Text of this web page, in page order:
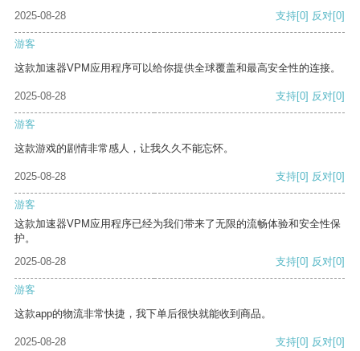
2025-08-28
支持[0] 反对[0]
游客
这款加速器VPM应用程序可以给你提供全球覆盖和最高安全性的连接。
2025-08-28 支持[0] 反对[0]
游客
这款游戏的剧情非常感人，让我久久不能忘怀。
2025-08-28 支持[0] 反对[0]
游客
这款加速器VPM应用程序已经为我们带来了无限的流畅体验和安全性保
护。
2025-08-28
支持[0] 反对[0]
游客
这款app的物流非常快捷，我下单后很快就能收到商品。
2025-08-28 支持[0] 反对[0]